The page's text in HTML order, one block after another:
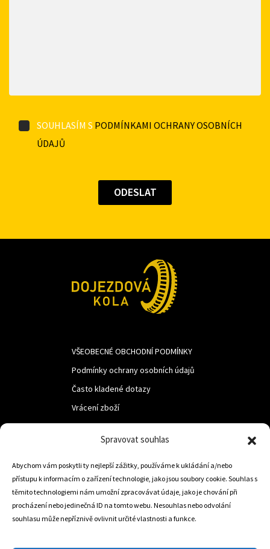
Spravovat souhlas
Abychom vám poskytli ty nejlepší zážitky, používáme k ukládání a/nebo
přístupu k informacím o zařízení technologie, jako jsou soubory cookie. Souhlas s
těmito technologiemi nám umožní zpracovávat údaje, jako je chování při
procházení nebo jedinečná ID na tomto webu. Nesouhlas nebo odvolání
souhlasu může nepříznivě ovlivnit určité vlastnosti a funkce.
SOUHLASÍM S PODMÍNKAMI OCHRANY OSOBNÍCH
ÚDAJŮ
VŠEOBECNÉ OBCHODNÍ PODMÍNKY
Podmínky ochrany osobních údajů
Často kladené dotazy
Vrácení zboží
LUF s.r.o.
Nám. M.R.Štefanika 518,
Trstená 02801